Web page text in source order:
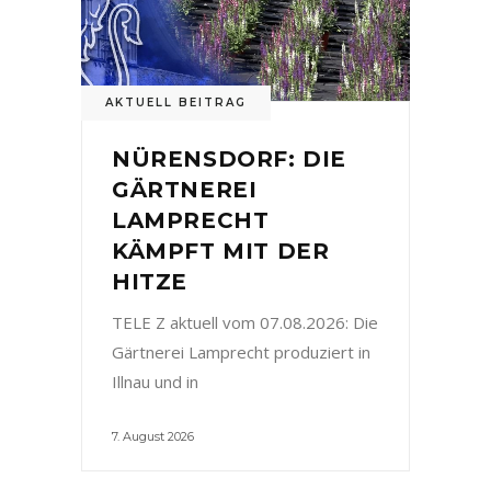
AKTUELL BEITRAG
NÜRENSDORF: DIE
GÄRTNEREI
LAMPRECHT
KÄMPFT MIT DER
HITZE
TELE Z aktuell vom 07.08.2026: Die
Gärtnerei Lamprecht produziert in
Illnau und in
7. August 2026